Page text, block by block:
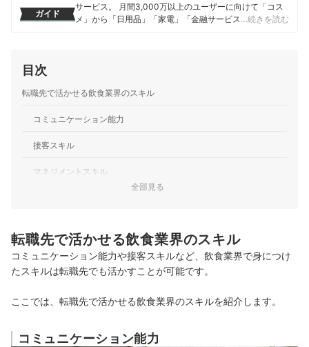
ガイド
サービス。 月間3,000万以上のユーザーに向けて「コス
メ」から「日用品」「家電」「金融サービス」まで、ベ
…続きを読む
目次
転職先で活かせる飲食業界のスキル
コミュニケーション能力
接客スキル
マネジメントスキル
営業職
介護職
全部見る
転職先で活かせる飲食業界のスキル
コミュニケーション能力や接客スキルなど、飲食業界で身につけ
たスキルは転職先でも活かすことが可能です。
ここでは、転職先で活かせる飲食業界のスキルを紹介します。
コミュニケーション能力